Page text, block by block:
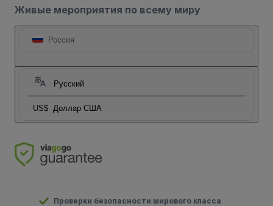
Живые мероприятия по всему миру
Россия
Русский
US$ Доллар США
Проверки безопасности мирового класса